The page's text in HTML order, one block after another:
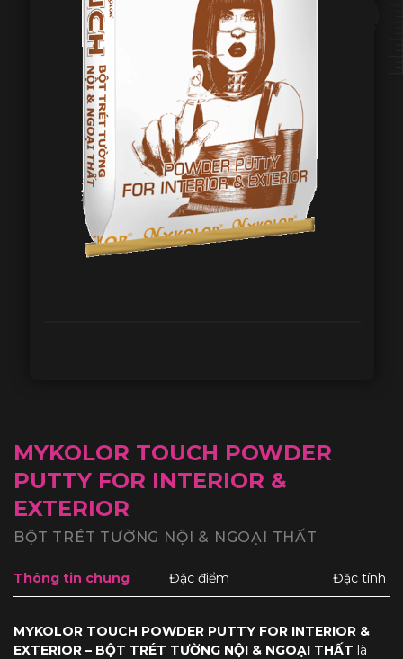
MYKOLOR TOUCH POWDER
PUTTY FOR INTERIOR &
EXTERIOR
BỘT TRÉT TƯỜNG NỘI & NGOẠI THẤT
Thông tin chung Đặc điểm Đặc tính
MYKOLOR TOUCH POWDER PUTTY FOR INTERIOR &
EXTERIOR – BỘT TRÉT TƯỜNG NỘI & NGOẠI THẤT là